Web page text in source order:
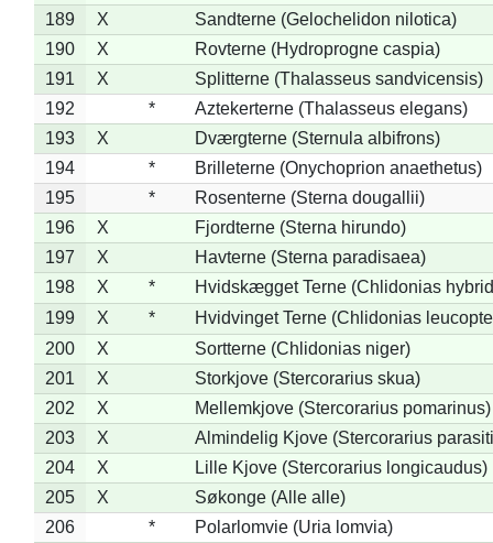
189
X
Sandterne (Gelochelidon nilotica)
190
X
Rovterne (Hydroprogne caspia)
191
X
Splitterne (Thalasseus sandvicensis)
192
*
Aztekerterne (Thalasseus elegans)
193
X
Dværgterne (Sternula albifrons)
194
*
Brilleterne (Onychoprion anaethetus)
195
*
Rosenterne (Sterna dougallii)
196
X
Fjordterne (Sterna hirundo)
197
X
Havterne (Sterna paradisaea)
198
X *
Hvidskægget Terne (Chlidonias
199
X *
Hvidvinget Terne (Chlidonias
200
X
Sortterne (Chlidonias niger)
201
X
Storkjove (Stercorarius skua)
202
X
Mellemkjove (Stercorarius pomarinus)
203
X
Almindelig Kjove (Stercorarius
204
X
Lille Kjove (Stercorarius longicaudus)
205
X
Søkonge (Alle alle)
206
*
Polarlomvie (Uria lomvia)